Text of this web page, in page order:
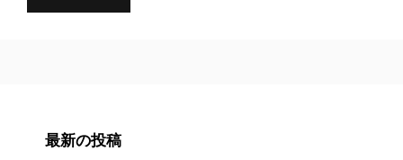
最新の投稿